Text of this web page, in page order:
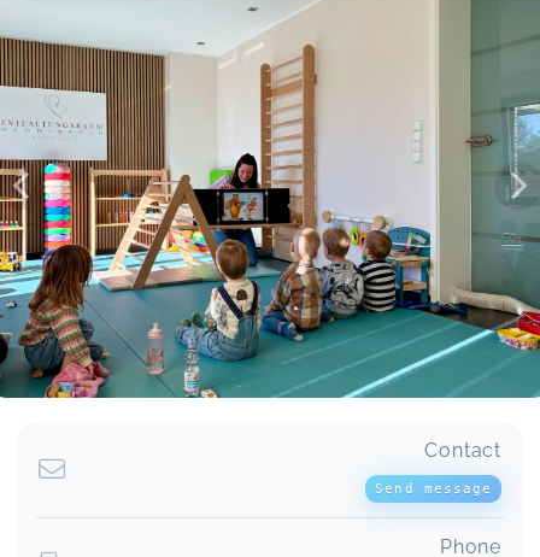
PEKiP Dez 24-Feb 25 Babys
Joanna, Jun 27
Es war einfach toll!!!!
Spielgruppe Montag 10:00 Uhr bis 11:15 Uhr
Danke für die tolle Zeit!
PEKiP Dez 24-Feb 25 Babys
Sabrina,Jun 26
Wir sind sehr gerne zur Spielgruppe gekommen.
Entwicklung unserer Tochter positiv unterstützt.
Contact
Send message
Phone